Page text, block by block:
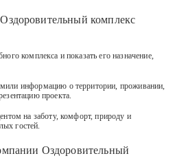
комплекса и показать его назначение,
информацию о территории, проживании,
проекта.
на заботу, комфорт, природу и
гостей.